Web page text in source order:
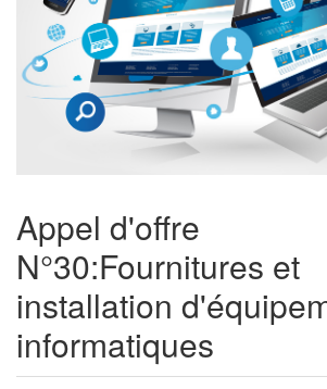
Appel d'offre
N°30:Fournitures et
installation
informatiques